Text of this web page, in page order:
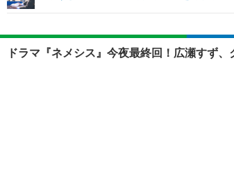
ライフ
ライ
ペ
リリース一覧
ドラマ『ネメシス』今夜最終回！広瀬すず